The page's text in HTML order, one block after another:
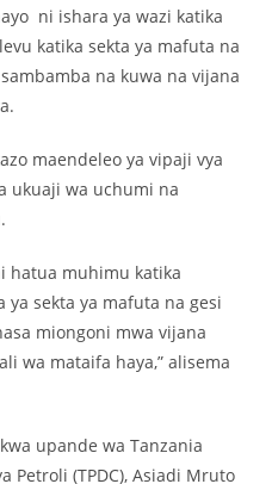
ni ishara ya wazi katika
katika sekta ya mafuta na
na kuwa na vijana
maendeleo ya vipaji vya
ukuaji wa uchumi na
hatua muhimu katika
ya sekta ya mafuta na gesi
miongoni mwa vijana
wa mataifa haya,” alisema
upande wa Tanzania
Petroli (TPDC), Asiadi Mruto